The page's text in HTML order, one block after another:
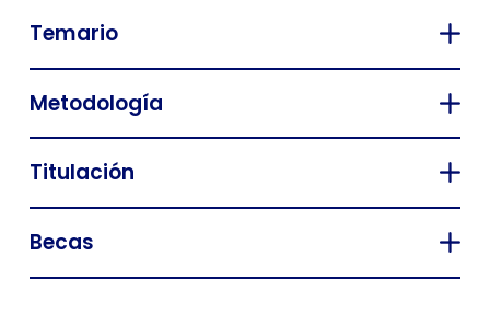
Temario
Metodología
Titulación
Becas